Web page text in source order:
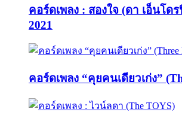
คอร์ดเพลง : สองใจ (ดา เอ็นโด
2021
คอร์ดเพลง “คุยคนเดียวเก่ง”